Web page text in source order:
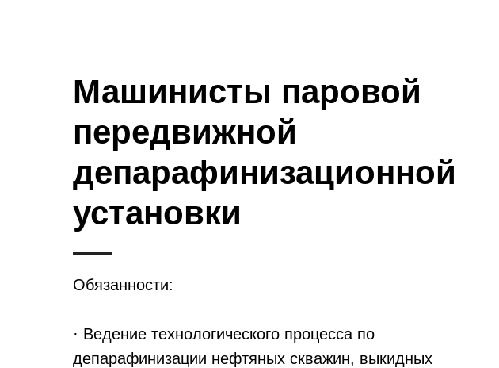
Машинисты паровой
передвижной
депарафинизационной
установки
Обязанности:
· Ведение технологического процесса по
депарафинизации нефтяных скважин, выкидных